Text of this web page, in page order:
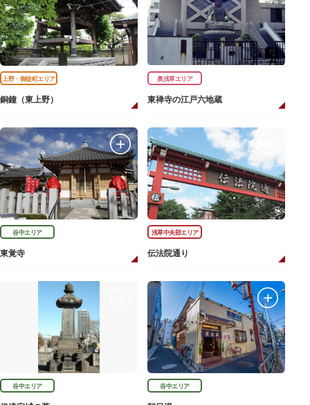
上野・御徒町エリア
銅鐘（東上野）
奥浅草エリア
東禅寺の江戸六地蔵
谷中エリア
東覚寺
浅草中央部エリア
伝法院通り
谷中エリア 谷中エリア